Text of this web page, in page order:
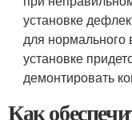
установке
для
установке
демонтировать
Как